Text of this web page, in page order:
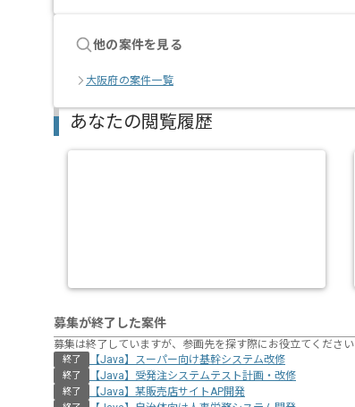
他の案件を見る
大阪府の案件一覧
あなたの閲覧履歴
募集が終了した案件
募集は終了していますが、参画先を探す際にお役立てください
終了 【Java】スーパー向け基幹システム改修
終了 【Java】受発注システムテスト計画・改修
終了 【Java】某販売店サイトAP開発